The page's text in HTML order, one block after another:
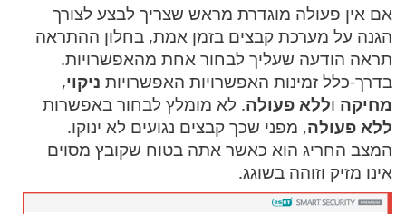
אם אין פעולה מוגדרת מראש שצריך לבצע לצורך
הגנה על מערכת קבצים בזמן אמת, בחלון ההתראה
תראה הודעה שעליך לבחור אחת מהאפשרויות.
בדרך-כלל זמינות האפשרויות האפשרויות ניקוי,
מחיקה וללא פעולה. לא מומלץ לבחור באפשרות
ללא פעולה, מפני שכך קבצים נגועים לא ינוקו.
המצב החריג הוא כאשר אתה בטוח שקובץ מסוים
אינו מזיק וזוהה בשוגג.